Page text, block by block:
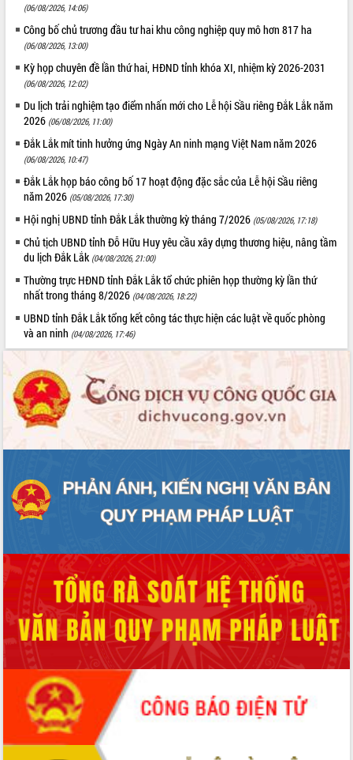
Đề án 06 tạo bước ngoặt đột phá trong
cải cách hành chính tỉnh Đắk Lắk
Kết nối tour, đẩy mạnh chuyển đổi số
để phát triển du lịch Đắk Lắk
Khởi động Dự án Đầu tư xây dựng hạ
Tiến
Gặp mặt các cơ quan báo chí nhân Kỷ
niệm 101 năm Ngày Báo chí Cách
mạng Việt Nam
Đắk Lắk sơ kết 4 năm triển khai thực
hiện Đề án 06 của Chính phủ
Họp báo thông tin về Hội nghị Công bố
Quy hoạch và Xúc tiến đầu tư tỉnh Đắk
Lắk
giải ngân vốn khắc phục thiên tai
HĐND tỉnh thông qua điều chỉnh Quy
hoạch tỉnh thời kỳ 2021-2030
Hội thảo góp ý hồ sơ điều chỉnh quy
tầm nhìn đến năm 2050
Nâng cao hiệu quả hoạt động của các
doanh nghiệp nhà nước
Hội nghị triển khai kết nối mạng
truyền số liệu chuyên dùng phục vụ cơ
Lễ phát động chuỗi hoạt động chung
tay làm sạch môi trường
Xã Ea Kar bước chuyển mình trong
công tác cải cách hành chính mô hình
UBND tỉnh họp báo định kỳ tháng 4
năm 2026
Hội thảo khoa học “Giải pháp thúc đẩy
phát triển nền kinh tế xanh tại tỉnh
Đắk Lắk”
Tăng cường giám sát, đôn đốc thực
hiện nhiệm vụ quản lý tài sản công
hàng tuần
Tháo gỡ những vướng mắc, đẩy mạnh
công tác cải cách thủ tục hành chính
tại Trung tâm Phục vụ hành chính
công tỉnh
(06/08/2026, 14:06)
Công bố chủ trương đầu tư hai khu công nghiệp quy mô hơn 817 ha
(06/08/2026, 13:00)
Kỳ họp chuyên đề lần thứ hai, HĐND tỉnh khóa XI, nhiệm kỳ 2026-2031
(06/08/2026, 12:02)
Du lịch trải nghiệm tạo điểm nhấn mới cho Lễ hội Sầu riêng Đắk Lắk năm
2026 (06/08/2026, 11:00)
Đắk Lắk mít tinh hưởng ứng Ngày An ninh mạng Việt Nam năm 2026
(06/08/2026, 10:47)
Đắk Lắk họp báo công bố 17 hoạt động đặc sắc của Lễ hội Sầu riêng
năm 2026 (05/08/2026, 17:30)
Hội nghị UBND tỉnh Đắk Lắk thường kỳ tháng 7/2026 (05/08/2026, 17:18)
Chủ tịch UBND tỉnh Đỗ Hữu Huy yêu cầu xây dựng thương hiệu, nâng tầm
du lịch Đắk Lắk (04/08/2026, 21:00)
Thường trực HĐND tỉnh Đắk Lắk tổ chức phiên họp thường kỳ lần thứ
nhất trong tháng 8/2026 (04/08/2026, 18:22)
UBND tỉnh Đắk Lắk tổng kết công tác thực hiện các luật về quốc phòng
và an ninh (04/08/2026, 17:46)